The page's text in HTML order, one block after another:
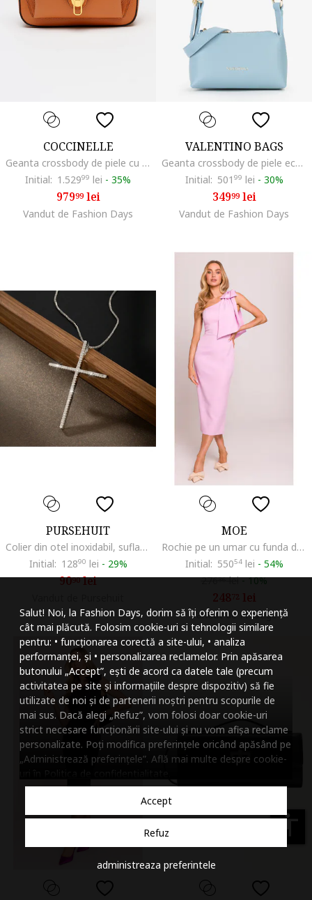
Salut! Noi, la Fashion Days, dorim să îți oferim o experiență
cât mai plăcută. Folosim cookie-uri si tehnologii similare
pentru: • funcționarea corectă a site-ului, • analiza
performanței, și • personalizarea reclamelor. Prin apăsarea
butonului „Accept”, ești de acord ca datele tale (precum
activitatea pe site și informațiile despre dispozitiv) să fie
utilizate de noi și de partenerii noștri pentru scopurile de
mai sus. Dacă alegi „Refuz”, vom folosi doar cookie-uri
strict necesare funcționării site-ului și nu vom afișa reclame
personalizate. Poți modifica preferințele oricând apăsând pe
„Administrează preferințele”. Află mai multe despre cookie-
Accept
Refuz
administreaza preferintele
COCCINELLE
Geanta crossbody de piele cu barera detasabila Beat Soft, Portocaliu inchis
Initial: 1.52999 lei - 35%
97999lei
Vandut de Fashion Days
VALENTINO BAGS
Geanta crossbody de piele ecologica, Albastru deschis
Initial: 501 99 lei - 30%
34999lei
Vandut de Fashion Days
PURSEHUIT
Colier din otel inoxidabil, suflat cu aur 18k, cu pandantiv cruce si pietre din zirconiu, Argintiu
Initial: 12890 lei - 29%
9090lei
MOE
Rochie pe un umar cu funda decorativa,
Initial: 55054lei - 54%
27636lei -10%
24872 lei
Vandut de Prestige
accessibility
Mareste
Micsoreaza
Mareste spatierea
Micsoreaza
Mareste inaltimea
Micsoreaza
Inverseaza culorile
Nuante de gri
Cursor mare
Subliniaza link-urile